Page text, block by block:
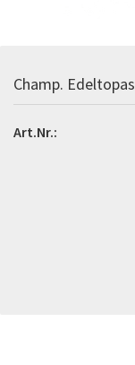
Champ. Edeltopas
Art.Nr.: